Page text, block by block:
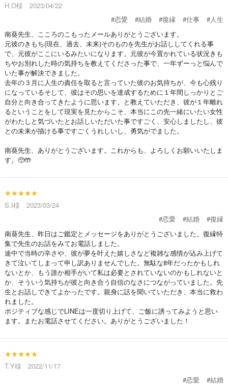
H.O様 2023/04/22
#恋愛
#結婚 #復縁 #仕事
#人生
南葵先生、こころのこもったメールありがとうございます。
元彼のきもち(現在、過去、未来)そのものを先生がお話ししてくれる事
で、元彼がここにいるみたいになります。元彼が今置かれている状況きも
ちやお別れした時の気持ちを教えてくださった事で、一年ずーっと悩んで
いた事が解決できました。
去年の３月に人生の責任を取ると言っていた彼のお気持ちが、今も心残り
になっているそして、彼はその思いを達成するために１年間しっかりとご
自分と向き合ってきたように思います。と教えていただき、彼が１年離れ
るということをして現実を見たからこそ、本当にこの先一緒にいたい女性
がわたしと気づいたとお話しいただいた事ですごく、安心しましたし、彼
との未来が描ける事ですごくうれしいし、勇気がでました。
南葵先生、ありがとうございます。これからも、よろしくお願いいたしま
す。🥺🤲
★★★★★
S.I様 2023/03/24
#恋愛
#結婚
#復縁
南葵先生、昨日はご鑑定とメッセージをありがとうございました。復縁特
集で先生のお話をみてお電話しました。
途中で当時の辛さや、彼が夢を叶えた嬉しさなど複雑な感情が込み上げて
きて泣いてしまって申し訳ありませんでした。無駄な8年だったかもしれ
ないとか、もう誰か相手がいて私は必要とされていないのかもしれないと
か、そういう気持ちが彼と向き合う自信のなさにつながっていました。先
生とお話しできてよかったです。親身に話を聞いていただき、本当に救わ
れました。
ポジティブな感じでLINEは一度切り上げて、ご飯に誘ってみようと思い
ます。またお電話させてください。ありがとうございました！
★★★★★
T.Y様 2022/11/17
#恋愛
#結婚